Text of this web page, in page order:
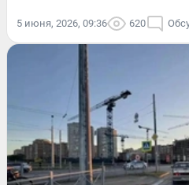
5 июня, 2026, 09:36 620